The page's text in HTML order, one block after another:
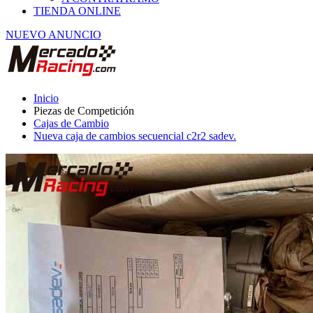
NUEVO ANUNCIO
Piezas de Competición
Cajas de Cambio
Nueva caja de cambios secuencial c2r2 sadev.